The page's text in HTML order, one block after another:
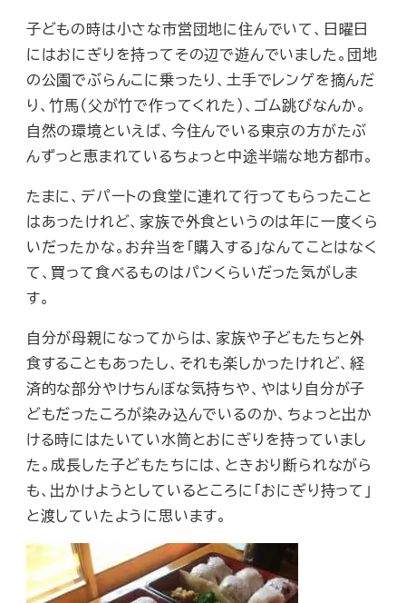
子どもの時は小さな市営団地に住んでいて、日曜日
にはおにぎりを持ってその辺で遊んでいました。団地
の公園でぶらんこに乗ったり、土手でレンゲを摘んだ
り、竹馬（父が竹で作ってくれた）、ゴム跳びなんか。
自然の環境といえば、今住んでいる東京の方がたぶ
んずっと恵まれているちょっと中途半端な地方都市。
たまに、デパートの食堂に連れて行ってもらったこと
はあったけれど、家族で外食というのは年に一度くら
いだったかな。お弁当を「購入する」なんてことはなく
て、買って食べるものはパンくらいだった気がしま
す。
自分が母親になってからは、家族や子どもたちと外
食することもあったし、それも楽しかったけれど、経
済的な部分やけちんぼな気持ちや、やはり自分が子
どもだったころが染み込んでいるのか、ちょっと出か
ける時にはたいてい水筒とおにぎりを持っていまし
た。成長した子どもたちには、ときおり断られながら
も、出かけようとしているところに「おにぎり持って」
と渡していたように思います。